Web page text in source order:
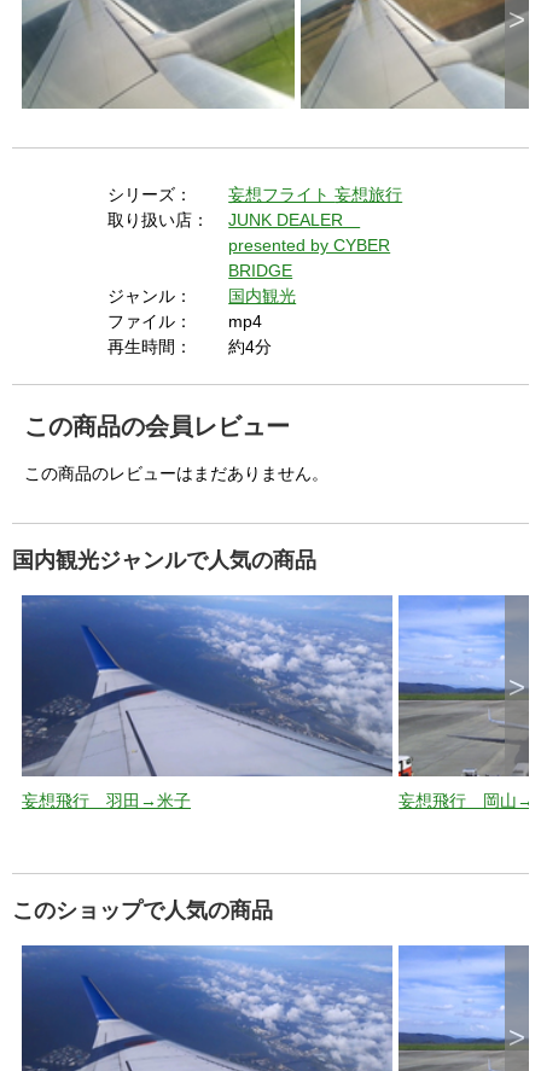
>
シリーズ： 妄想フライト妄想旅行
取り扱い店：
JUNK DEALER
presented by CYBER
BRIDGE
ジャンル：
国内観光
ファイル：
mp4
再生時間：
約4分
この商品の会員レビュー
この商品のレビューはまだありません。
国内観光ジャンルで人気の商品
妄想飛行 羽田→米子 妄想飛行 岡山→
>
このショップで人気の商品
>